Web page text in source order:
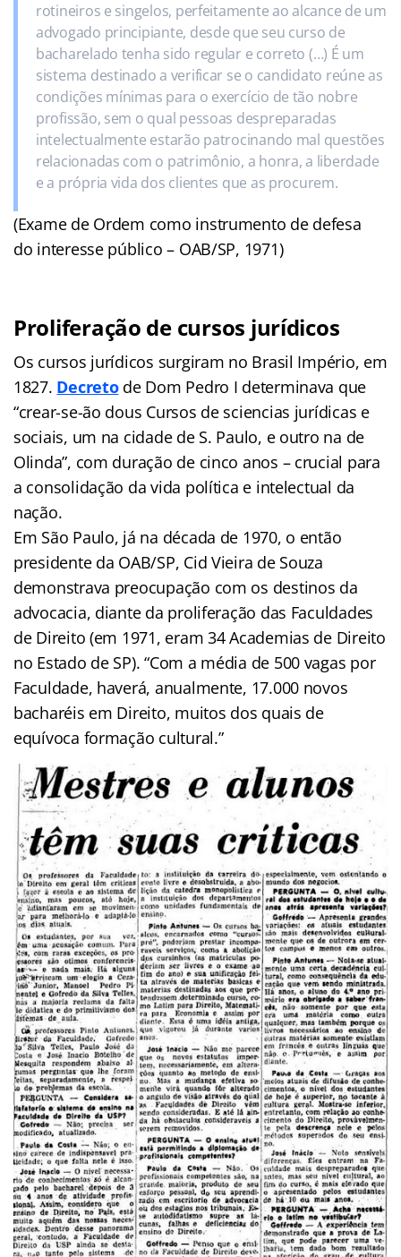
rotineiros e singelos, perfeitamente ao alcance de um
advogado principiante, desde que seu curso de
bacharelado tenha sido regular e correto (…) É um
sistema destinado a verificar se o candidato reúne as
condições mínimas para o exercício de tão nobre
profissão, sem o qual pessoas despreparadas
intelectualmente estarão patrocinando mal questões
relacionadas com o patrimônio, a honra, a liberdade
e a própria vida dos clientes que as procurem.
(Exame de Ordem como instrumento de defesa
do interesse público – OAB/SP, 1971)
Proliferação de cursos jurídicos
Os cursos jurídicos surgiram no Brasil Império, em
1827. Decretode Dom Pedro I determinava que
“crear-se-ão dous Cursos de sciencias jurídicas e
sociais, um na cidade de S. Paulo, e outro na de
Olinda”, com duração de cinco anos – crucial para
a consolidação da vida política e intelectual da
nação.
Em São Paulo, já na década de 1970, o então
presidente da OAB/SP, Cid Vieira de Souza
demonstrava preocupação com os destinos da
advocacia, diante da proliferação das Faculdades
de Direito (em 1971, eram 34 Academias de Direito
no Estado de SP). “Com a média de 500 vagas por
Faculdade, haverá, anualmente, 17.000 novos
bacharéis em Direito, muitos dos quais de
equívoca formação cultural.”